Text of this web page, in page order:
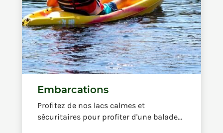
Embarcations
Profitez de nos lacs calmes et
sécuritaires pour profiter d'une balade...